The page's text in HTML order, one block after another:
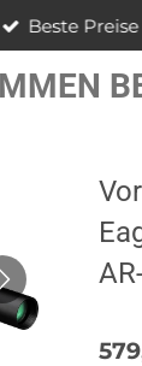
Beste Preise